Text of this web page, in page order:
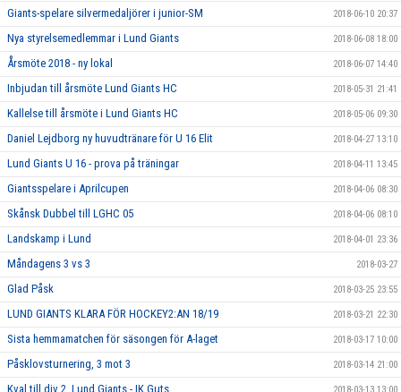
Giants-spelare silvermedaljörer i junior-SM 2018-06-10 20:37
Nya styrelsemedlemmar i Lund Giants 2018-06-08 18:00
Årsmöte 2018 - ny lokal 2018-06-07 14:40
Inbjudan till årsmöte Lund Giants HC 2018-05-31 21:41
Kallelse till årsmöte i Lund Giants HC 2018-05-06 09:30
Daniel Lejdborg ny huvudtränare för U 16 Elit 2018-04-27 13:10
Lund Giants U 16 - prova på träningar 2018-04-11 13:45
Giantsspelare i Aprilcupen 2018-04-06 08:30
Skånsk Dubbel till LGHC 05 2018-04-06 08:10
Landskamp i Lund 2018-04-01 23:36
Måndagens 3 vs 3 2018-03-27
Glad Påsk 2018-03-25 23:55
LUND GIANTS KLARA FÖR HOCKEY2:AN 18/19 2018-03-21 22:30
Sista hemmamatchen för säsongen för A-laget 2018-03-17 10:00
Påsklovsturnering, 3 mot 3 2018-03-14 21:00
Kval till div 2, Lund Giants - IK Guts